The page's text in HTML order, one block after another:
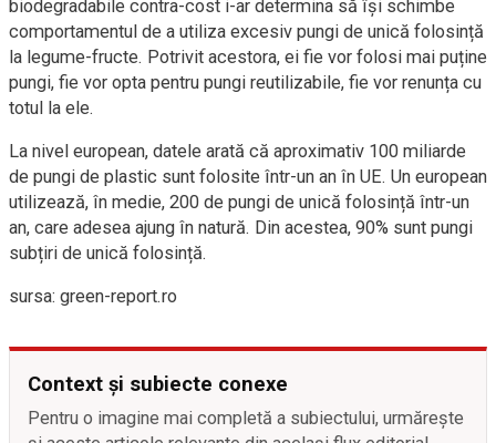
biodegradabile contra-cost i-ar determina să își schimbe
comportamentul de a utiliza excesiv pungi de unică folosință
la legume-fructe. Potrivit acestora, ei fie vor folosi mai puține
pungi, fie vor opta pentru pungi reutilizabile, fie vor renunța cu
totul la ele.
La nivel european, datele arată că aproximativ 100 miliarde
de pungi de plastic sunt folosite într-un an în UE. Un european
utilizează, în medie, 200 de pungi de unică folosință într-un
an, care adesea ajung în natură. Din acestea, 90% sunt pungi
subțiri de unică folosință.
sursa: green-report.ro
Context și subiecte conexe
Pentru o imagine mai completă a subiectului, urmărește